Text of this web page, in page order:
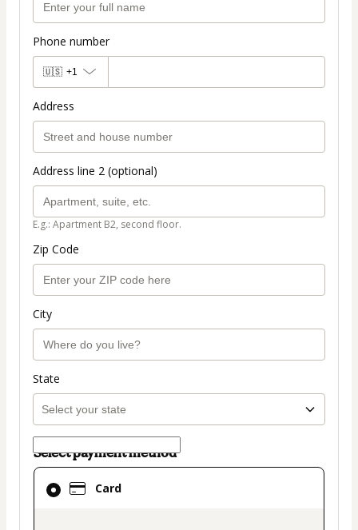
Phone number
🇺🇸 +1
Address
Address line 2 (optional)
E.g.: Apartment B2, second floor.
Zip Code
City
State
Select payment method
Card
Card
selected